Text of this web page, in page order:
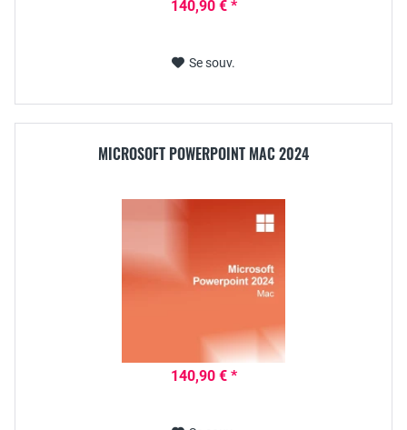
140,90 € *
Se souv.
MICROSOFT POWERPOINT MAC 2024
140,90 € *